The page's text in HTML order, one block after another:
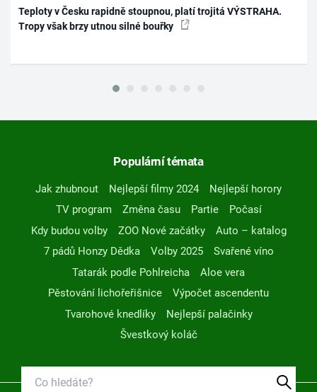
Teploty v Česku rapidně stoupnou, platí trojitá VÝSTRAHA.
Tropy však brzy utnou silné bouřky
Populární témata
Jak zhubnout Nejlepší filmy 2024
Nejlepší horory
TV program
Změna času Partie
Počasí
Kdy budou volby
ZOO Nové začátky
Auto – katalog
7 pádů Honzy Dědka
Volby 2025
Svařené víno
Tatarák podle Pohlreicha
Aloe vera
Pěstování lichořeřišnice
Výpočet ascendentu
Tvarohové knedlíky
Nejlepší palačinky
Švestkový koláč